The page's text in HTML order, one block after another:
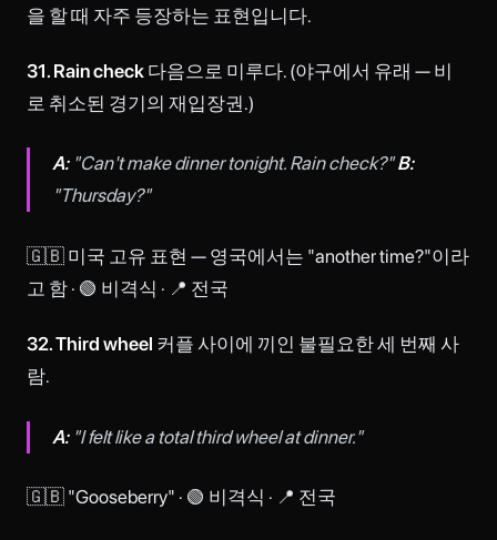
을 할 때 자주 등장하는 표현입니다.
31. Rain check 다음으로 미루다. (야구에서 유래 — 비
로 취소된 경기의 재입장권.)
A:"Can't make dinner tonight. Rain check?"B:
"Thursday?"
🇬🇧 미국 고유 표현 — 영국에서는 "another time?"이라
고 함 · 🟢 비격식 · 📍 전국
32. Third wheel 커플 사이에 끼인 불필요한 세 번째 사
람.
A:"I felt like a total third wheel at dinner."
🇬🇧 "Gooseberry" · 🟢 비격식 · 📍 전국